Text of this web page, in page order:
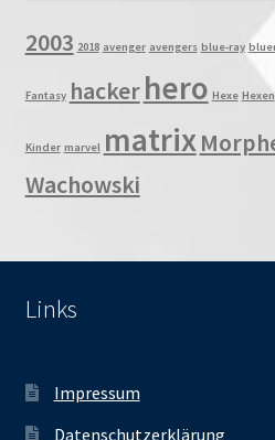
2003 2018 avenger avengers blue-ray
Fantasy hackerhero Hexe Hexen
Kinder marvel matrix
Wachowski
Links
Impressum
Datenschutzerklärung